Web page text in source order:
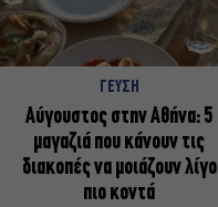
ΓΕΥΣΗ
Αύγουστος στην Αθήνα: 5
μαγαζιά που κάνουν τις
διακοπές να μοιάζουν λίγο
πιο κοντά